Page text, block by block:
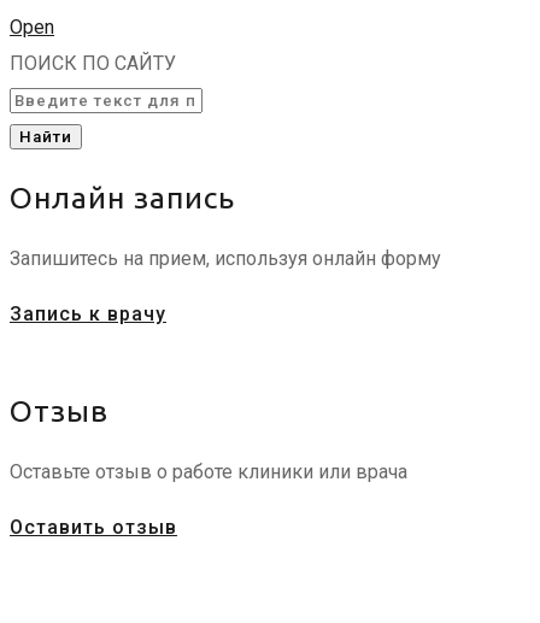
Open
ПОИСК ПО САЙТУ
Найти
Онлайн запись
Запишитесь на прием, используя онлайн форму
Запись к врачу
Отзыв
Оставьте отзыв о работе клиники или врача
Оставить отзыв